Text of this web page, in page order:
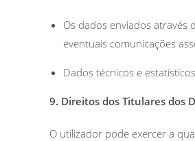
Os dados enviados
eventuais comunicações
Dados técnicos e
9. Direitos dos Titulares dos
O utilizador pode exercer a